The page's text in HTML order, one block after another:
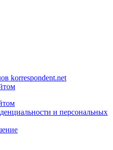
korrespondent.net
и персональных